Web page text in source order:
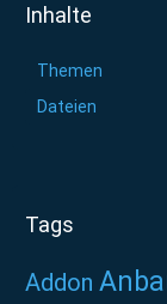
Inhalte
Themen
Dateien
Tags
Addon